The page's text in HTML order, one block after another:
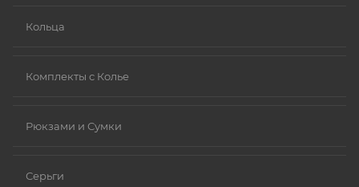
Кольца
Комплекты с Колье
Рюкзами и Сумки
Серьги